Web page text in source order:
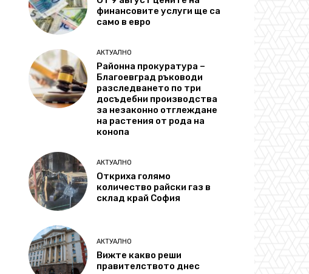
финансовите услуги ще са
само в евро
АКТУАЛНО
Районна прокуратура –
Благоевград ръководи
разследването по три
досъдебни производства
за незаконно отглеждане
на растения от рода на
конопа
АКТУАЛНО
Откриха голямо
количество райски газ в
склад край София
АКТУАЛНО
Вижте какво реши
правителството днес